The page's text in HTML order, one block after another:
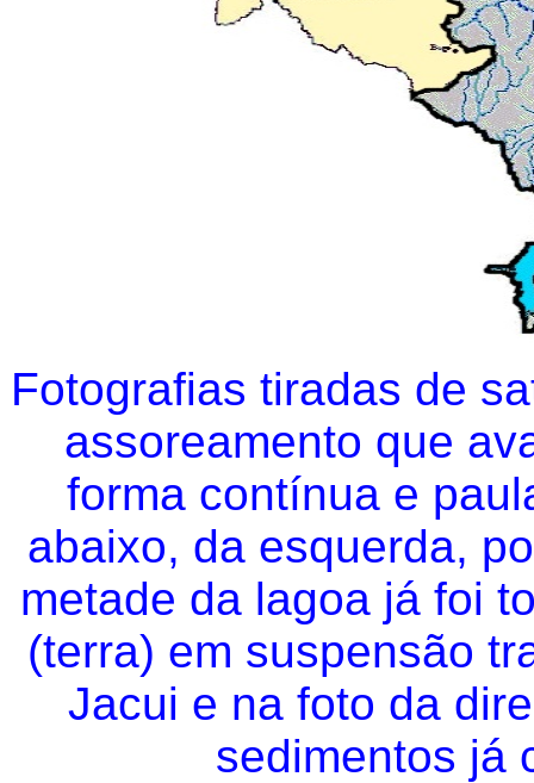
Fotografias tiradas de
assoreamento que
forma contínua e
abaixo, da esquerda,
metade da lagoa já foi
(terra) em suspensão
Jacui e na foto da
sedimentos já